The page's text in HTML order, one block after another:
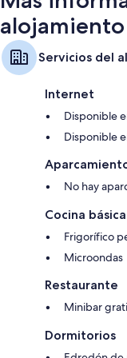
alojamiento
Servicios del
Internet
Disponible
Disponible
No hay
Cocina básica
Frigorífico
Microondas
Restaurante
Minibar
Dormitorios